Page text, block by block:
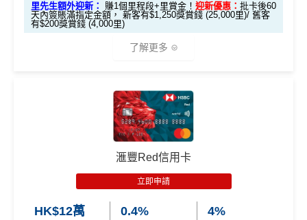
里先生額外迎新： 賺1個里程段+里賞金！ 迎新優惠： 批卡後60
天內簽賬滿指定金額， 新客有$1,250獎賞錢 (25,000里)/ 舊客
有$200獎賞錢 (4,000里)
了解更多
*本地交通出行簽賬、本地咖啡店及輕便美食簽賬及網上
娛樂平台簽賬高達2.5%回贈，詳情睇返
滙豐EveryMile信用卡迎新
pply
滙豐Red信用卡
立即申請
HK$12萬 0.4% 4%